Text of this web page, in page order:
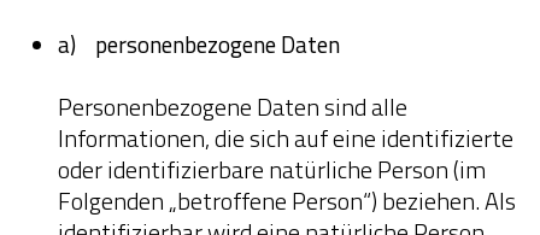
a) personenbezogene Daten
Personenbezogene Daten sind alle
Informationen, die sich auf eine identifizierte
oder identifizierbare natürliche Person (im
Folgenden „betroffene Person“) beziehen. Als